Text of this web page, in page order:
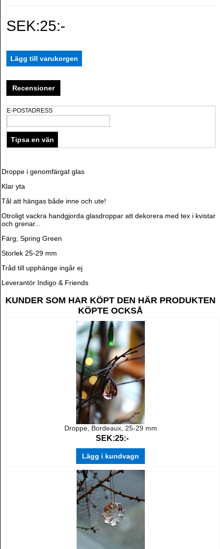
SEK:25:-
Recensioner
E-POSTADRESS
Droppe i genomfärgat glas
Klar yta
Tål att hängas både inne och ute!
Otroligt vackra handgjorda glasdroppar att dekorera med tex i kvistar
och grenar...
Färg; Spring Green
Storlek 25-29 mm
Tråd till upphänge ingår ej
Leverantör Indigo & Friends
KUNDER SOM HAR KÖPT DEN HÄR PRODUKTEN
KÖPTE OCKSÅ
Droppe, Bordeaux, 25-29 mm
SEK:25:-
Lägg i kundvagn